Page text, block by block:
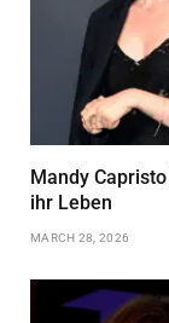
Mandy
ihr Leben
MARCH 28, 2026